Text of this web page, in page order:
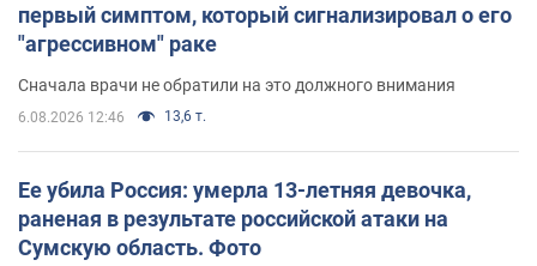
первый симптом, который сигнализировал о его
"агрессивном" раке
Сначала врачи не обратили на это должного внимания
6.08.2026 12:46 13,6 т.
Ее убила Россия: умерла 13-летняя девочка,
раненая в результате российской атаки на
Сумскую область. Фото